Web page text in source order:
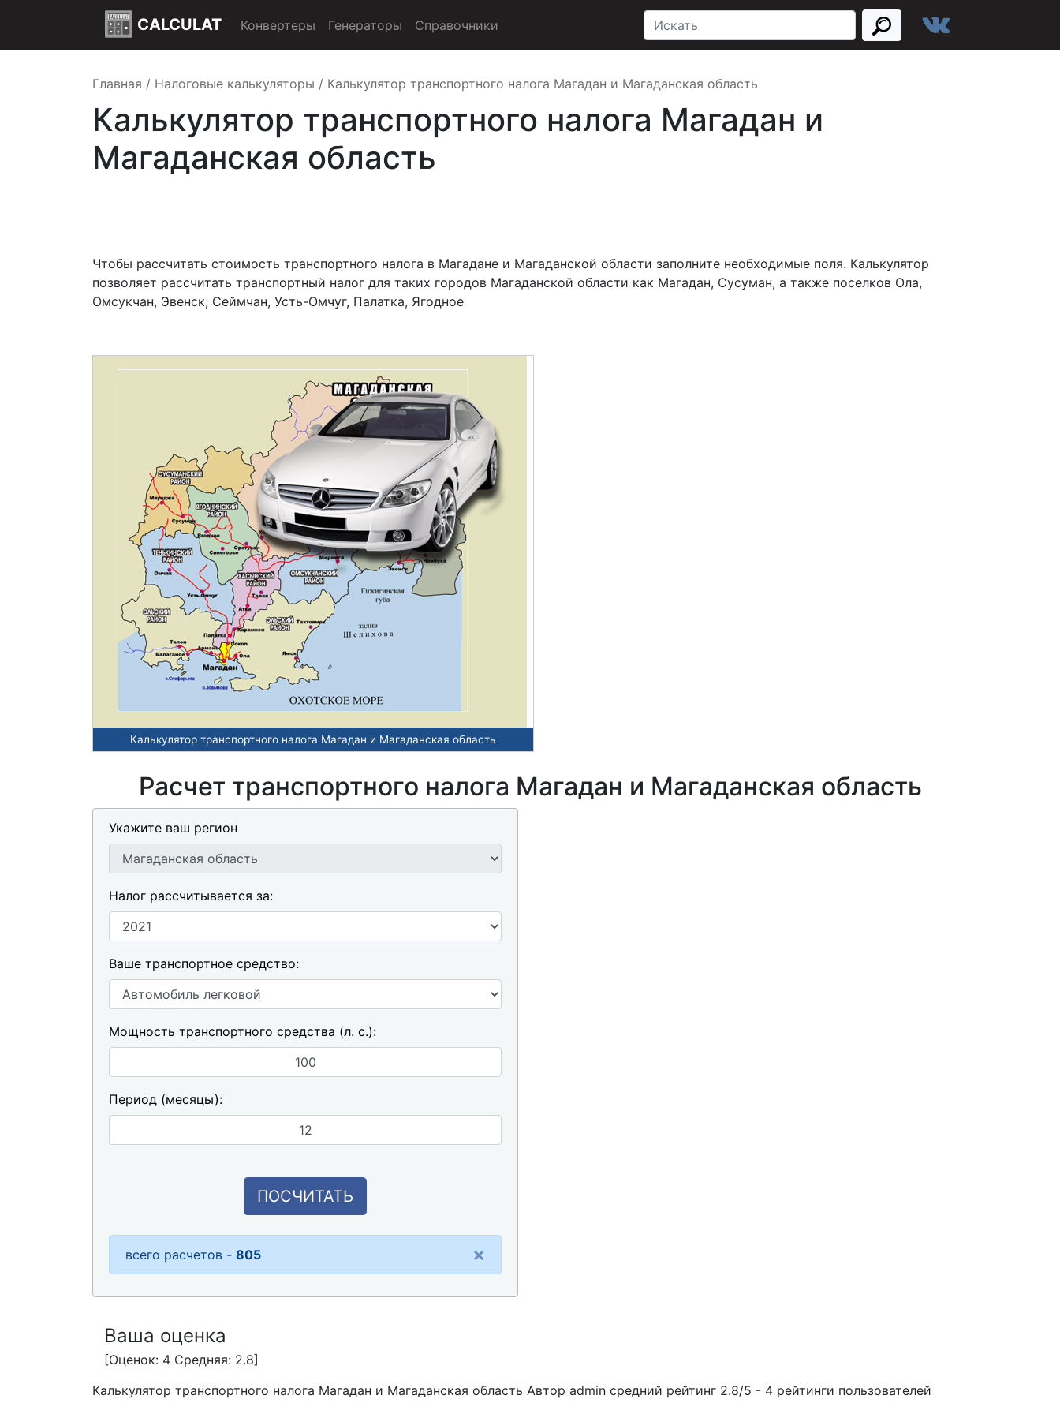
CALCULAT Конвертеры Генераторы Справочники
Главная / Налоговые калькуляторы / Калькулятор транспортного налога Магадан и Магаданская область
Калькулятор транспортного налога Магадан и
Магаданская область
Чтобы рассчитать стоимость транспортного налога в Магадане и Магаданской области заполните необходимые поля. Калькулятор
позволяет рассчитать транспортный налог для таких городов Магаданской области как Магадан, Сусуман, а также поселков Ола,
Омсукчан, Эвенск, Сеймчан, Усть-Омчуг, Палатка, Ягодное
Калькулятор транспортного налога Магадан и Магаданская область
Расчет транспортного налога Магадан и Магаданская область
Укажите ваш регион
Налог рассчитывается за:
Ваше транспортное средство:
Мощность транспортного средства (л. с.):
Период (месяцы):
ПОСЧИТАТЬ
всего расчетов - 805 ×
Ваша оценка
[Оценок: 4 Средняя: 2.8]
Калькулятор транспортного налога Магадан и Магаданская область Автор admin средний рейтинг 2.8/5 - 4 рейтинги пользователей